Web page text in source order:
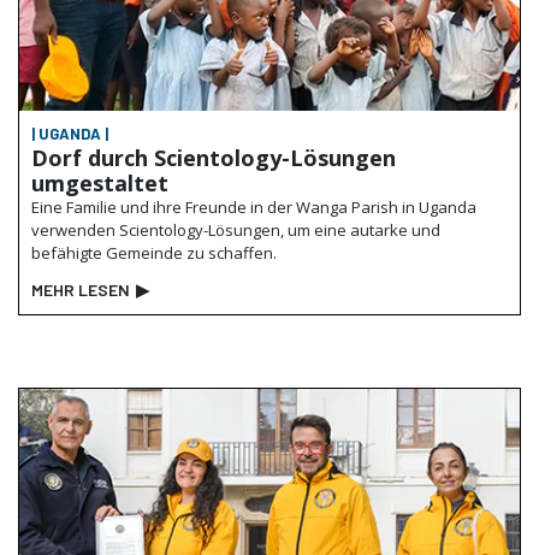
| UGANDA |
Dorf durch Scientology-Lösungen
umgestaltet
Eine Familie und ihre Freunde in der Wanga Parish in Uganda
verwenden Scientology-Lösungen, um eine autarke und
befähigte Gemeinde zu schaffen.
MEHR LESEN ▶